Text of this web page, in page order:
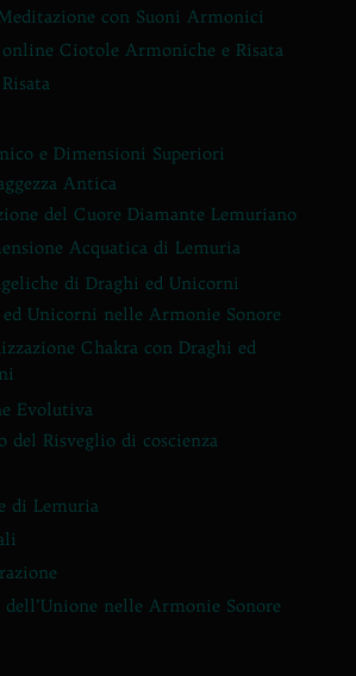
con Suoni Armonici
Ciotole Armoniche e Risata
e Dimensioni Superiori
Antica
del Cuore Diamante Lemuriano
Acquatica di Lemuria
di Draghi ed Unicorni
Unicorni nelle Armonie Sonore
Chakra con Draghi ed
Evolutiva
del Risveglio di coscienza
di Lemuria
dell’Unione nelle Armonie Sonore